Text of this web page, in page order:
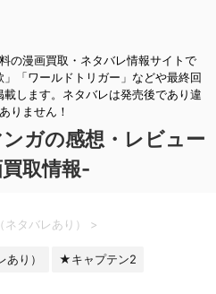
の漫画買取・ネタバレ情報サイトで
「ワールドトリガー」などや最終回
します。ネタバレは発売後であり違
りません！
ガの感想・レビュー
取情報-
タバレあり） >
り） ★キャプテン2